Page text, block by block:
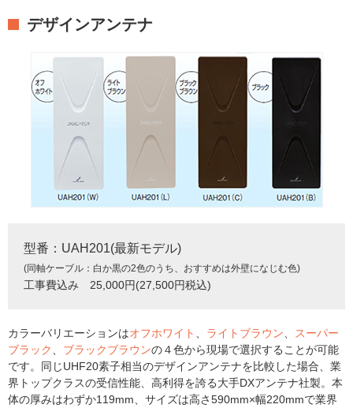
デザインアンテナ
型番：UAH201(最新モデル)
(同軸ケーブル：白か黒の2色のうち、おすすめは外壁になじむ色)
工事費込み 25,000円(27,500円税込)
カラーバリエーションはオフホワイト ライトブラウン
スーパー
ブラック
ブラックブラウンの４色から現場で選択することが可能
です。同じUHF20素子相当のデザインアンテナを比較した場合、業
界トップクラスの受信性能、高利得を誇る大手DXアンテナ社製。本
体の厚みはわずか119mm、サイズは高さ590mm×幅220mmで業界